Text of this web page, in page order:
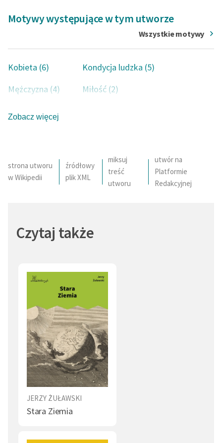
Motywy występujące w tym utworze
Wszystkie motywy
Kobieta (6)
Kondycja ludzka (5)
Mężczyzna (4)
Miłość (2)
Matka (2)
Samotnik (1)
Pożądanie (1)
Księżyc (1)
Dziecko (1)
Opieka (1)
Zobacz więcej
strona utworu
w Wikipedii
źródłowy
plik XML
miksuj
treść
utworu
utwór na
Platformie
Redakcyjnej
Czytaj także
JERZY ŻUŁAWSKI
Stara Ziemia